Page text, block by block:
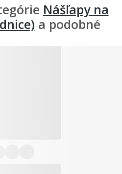
Nášľapy na
a podobné